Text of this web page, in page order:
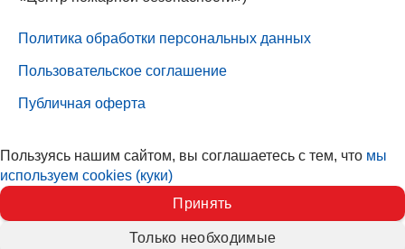
Политика обработки персональных данных
Пользовательское соглашение
Публичная оферта
Пользуясь нашим сайтом, вы соглашаетесь с тем, что мы
используем cookies (куки)
Принять
Только необходимые